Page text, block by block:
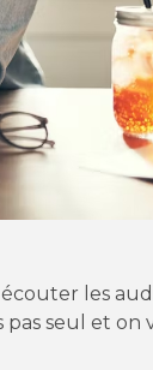
les
pas seul et on